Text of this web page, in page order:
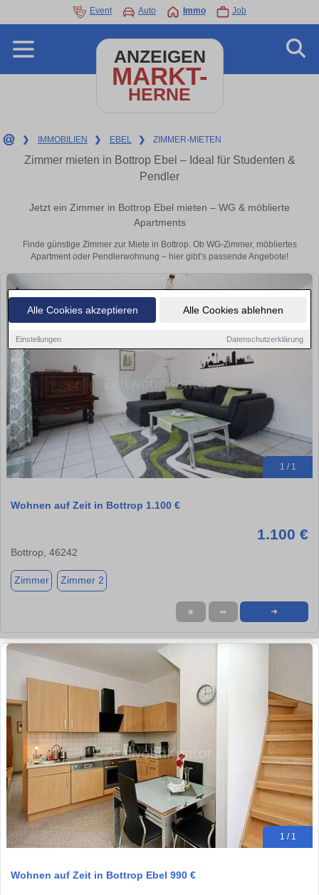
Alle Cookies akzeptieren Alle Cookies ablehnen
Einstellungen Datenschutzerklärung
Event Auto Immo Job
ANZEIGEN
MARKT-
HERNE
❯ IMMOBILIEN ❯ EBEL ❯ ZIMMER-MIETEN
Zimmer mieten in Bottrop Ebel – Ideal für Studenten &
Pendler
Jetzt ein Zimmer in Bottrop Ebel mieten – WG & möblierte
Apartments
Finde günstige Zimmer zur Miete in Bottrop. Ob WG-Zimmer, möbliertes
Apartment oder Pendlerwohnung – hier gibt’s passende Angebote!
1 / 1
Wohnen auf Zeit in Bottrop 1.100 €
1.100 €
Bottrop, 46242
Zimmer Zimmer 2
★ ➦ ➜
1 / 1
Wohnen auf Zeit in Bottrop Ebel 990 €